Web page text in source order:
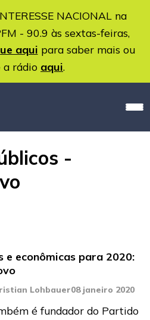
NACIONAL na
- 90.9 às sextas-feiras,
aqui para saber mais ou
a rádio aqui.
-
econômicas para 2020:
Lohbauer08 janeiro 2020
é fundador do Partido